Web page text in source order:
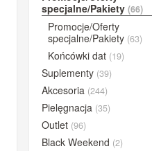
Compressport
Concap
CyclOn
Dextro Energy
ESI Grips
Etixx
Fenwick's
specjalne/Pakiety (66)
Promocje/Oferty
specjalne/Pakiety (63)
Końcówki dat (19)
Suplementy (39)
Akcesoria (244)
Pielęgnacja (35)
Outlet (96)
Black Weekend (2)